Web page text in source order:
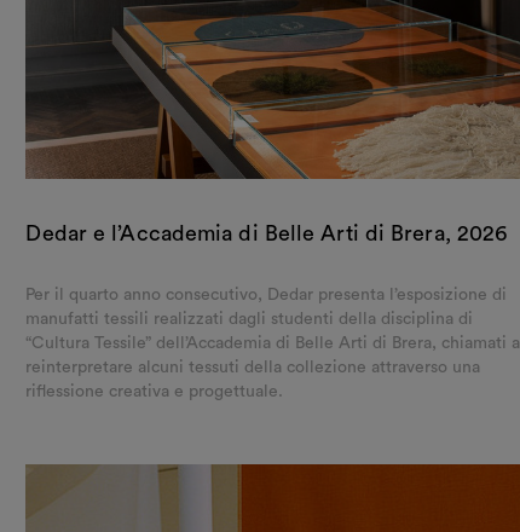
Dedar e l’Accademia di Belle Arti di Brera, 2026
Per il quarto anno consecutivo, Dedar presenta l’esposizione di
manufatti tessili realizzati dagli studenti della disciplina di
“Cultura Tessile” dell’Accademia di Belle Arti di Brera, chiamati a
reinterpretare alcuni tessuti della collezione attraverso una
riflessione creativa e progettuale.